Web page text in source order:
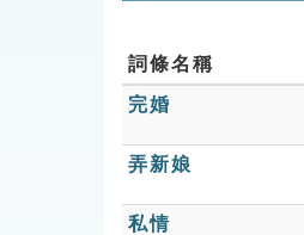
詞條名稱
完婚
弄新娘
私情